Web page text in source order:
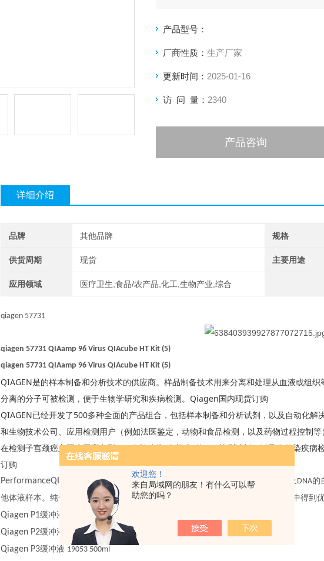
欢迎您！
来自局域网的朋友！有什么可以帮
助您的吗？
产品型号：
厂商性质： 生产厂家
更新时间： 2025-01-16
访 问 量： 2340
产品咨询
详细介绍
品牌 其他品牌 规格
供货周期 现货 主要用途
应用领域 医疗卫生,食品/农产品,化工,生物产业,综合
qiagen 57731
qiagen 57731 QIAamp 96 Virus QIAcube HT Kit (5)
qiagen 57731 QIAamp 96 Virus QIAcube HT Kit (5)
QIAGEN是的样本制备和分析技术的供应商。样品制备技术用来分离和处理从血液或组
分离的分子可被检测，便于生物学研究和疾病检测。Qiagen国内现货订购
QIAGEN已经开发了500多种全面的产品组合，包括样本制备和分析试剂，以及自动化
和生物技术公司、应用检测用户（例如法医鉴定，动物和食品检测，以及药物过程控制
在检测子宫颈癌主要病因高危型HPV中被称为“金标准"的HPV检测试剂，以及在传染疾
订购
PerformanceQIAamp 96 Virus QIAcube HT Kit可用于从一系列样本中进行 及 DNA的
他体液样本。纯化所得的高质量病毒核酸可保证在下游的一系列
反应中得到
Qiagen P1缓冲液 19051 500ml
Qiagen P2缓冲液 19052 500ml
Qiagen P3缓冲液 19053 500ml